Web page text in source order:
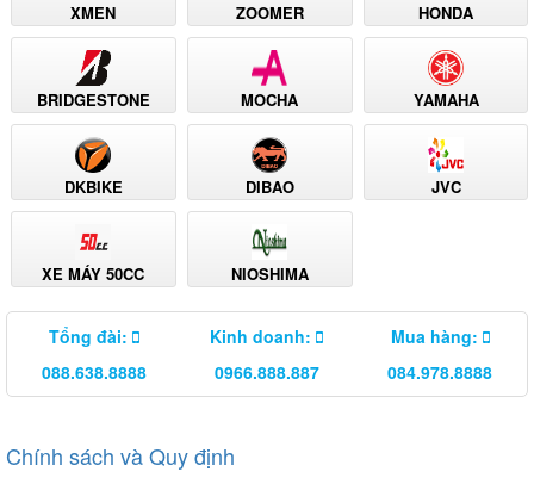
XMEN ZOOMER HONDA
BRIDGESTONE MOCHA YAMAHA
DKBIKE DIBAO JVC
XE MÁY 50CC NIOSHIMA
Tổng đài:
088.638.8888
Kinh doanh:
0966.888.887
Mua hàng:
084.978.8888
Chính sách và Quy định